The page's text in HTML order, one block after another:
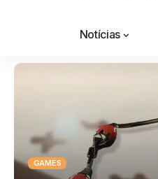
Notícias
GAMES